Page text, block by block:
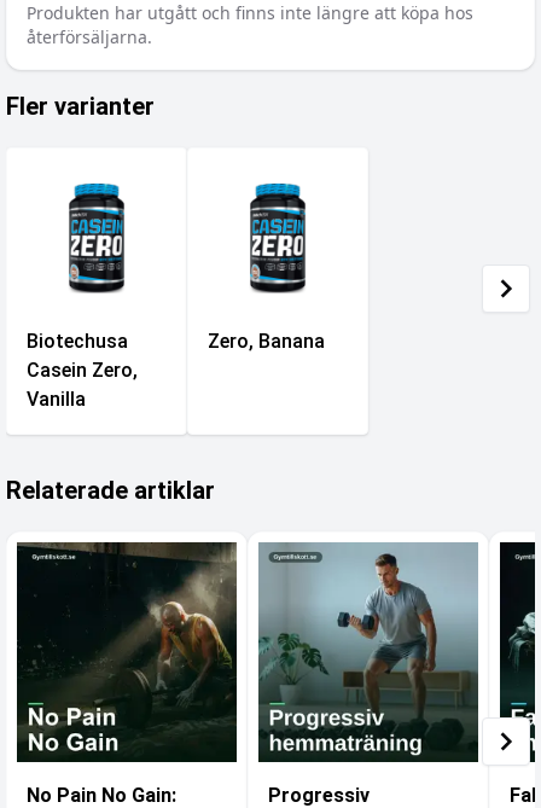
Produkten har utgått och finns inte längre att köpa hos
återförsäljarna.
Fler varianter
Biotechusa
Casein Zero,
Vanilla
Zero, Banana
Relaterade artiklar
No Pain No Gain:
Progressiv